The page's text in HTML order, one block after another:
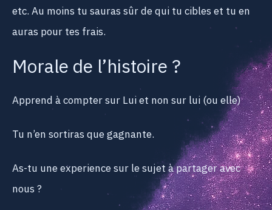
etc. Au moins tu sauras sûr de qui tu cibles et tu en
auras pour tes frais.
Morale de l’histoire ?
Apprend à compter sur Lui et non sur lui (ou elle)
Tu n’en sortiras que gagnante.
As-tu une experience sur le sujet à partager avec
nous ?